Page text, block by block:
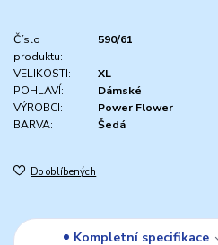
Číslo
produktu:
590/61
VELIKOSTI:
XL
POHLAVÍ:
Dámské
VÝROBCI:
Power Flower
BARVA:
Šedá
Do oblíbených
Kompletní specifikace